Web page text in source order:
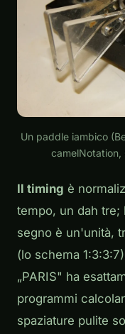
Un paddle iambico
camelNotation,
Il timing è
tempo, un dah tre;
segno è un'unità,
(lo schema
„PARIS" ha
programmi
spaziature pulite